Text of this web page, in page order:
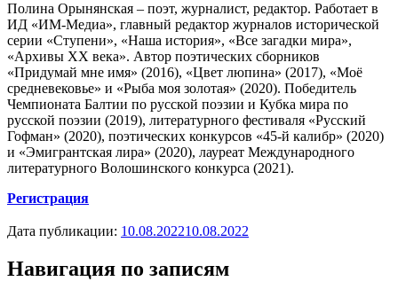
Полина Орынянская – поэт, журналист, редактор. Работает в
ИД «ИМ-Медиа», главный редактор журналов исторической
серии «Ступени», «Наша история», «Все загадки мира»,
«Архивы ХХ века». Автор поэтических сборников
«Придумай мне имя» (2016), «Цвет люпина» (2017), «Моё
средневековье» и «Рыба моя золотая» (2020). Победитель
Чемпионата Балтии по русской поэзии и Кубка мира по
русской поэзии (2019), литературного фестиваля «Русский
Гофман» (2020), поэтических конкурсов «45-й калибр» (2020)
и «Эмигрантская лира» (2020), лауреат Международного
литературного Волошинского конкурса (2021).
Регистрация
Дата публикации: 10.08.202210.08.2022
Навигация по записям